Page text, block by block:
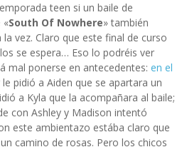
teen si un baile de
«South Of Nowhere» también
vez. Claro que este final de curso
se espera… Eso lo podréis ver
mal ponerse en antecedentes: en el
le pidió a Aiden que se apartara un
a Kyla que la acompañara al baile;
con Ashley y Madison intentó
este ambientazo estába claro que
camino de rosas. Pero los chicos